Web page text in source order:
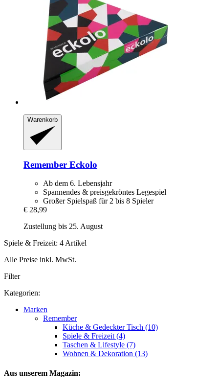
Warenkorb
Remember Eckolo
Ab dem 6. Lebensjahr
Spannendes & preisgekröntes Legespiel
Großer Spielspaß für 2 bis 8 Spieler
€ 28,99
Zustellung bis 25. August
Spiele & Freizeit: 4 Artikel
Alle Preise inkl. MwSt.
Filter
Kategorien:
Marken
Remember
Küche & Gedeckter Tisch (10)
Spiele & Freizeit (4)
Taschen & Lifestyle (7)
Wohnen & Dekoration (13)
Aus unserem Magazin: